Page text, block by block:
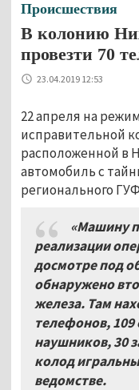
Происшествия
В колонию
провезти 70
23.04.2019 12:53
22 апреля на
исправительной
расположенной в
автомобиль с
регионального
«Машину
реализации
досмотре под
обнаружено
железа. Там
телефонов,
наушников, 30
колод
ведомстве.